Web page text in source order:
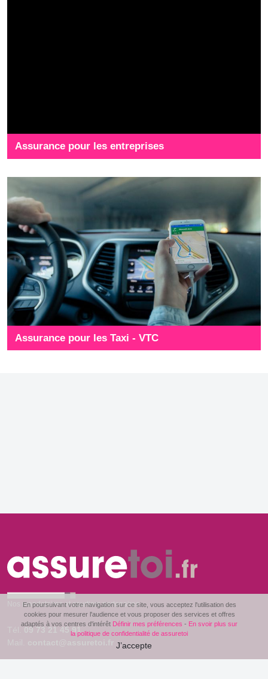
Assurance pour les entreprises
Assurance pour les Taxi - VTC
En poursuivant votre navigation sur ce site, vous acceptez l'utilisation des
cookies pour mesurer l'audience et vous proposer des services et offres
adaptés à vos centres d'intérêt Définir mes préférences - En svoir plus sur
la politique de confidentialité de assuretoi
J’accepte
Nos mandataires et courtiers partenaires
Tél.09 73 21 45 91